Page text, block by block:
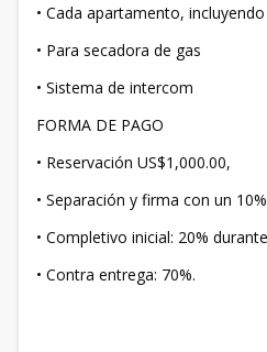
• Cada apartamento,
• Para secadora de gas
• Sistema de intercom
FORMA DE PAGO
• Reservación US$1,000.00,
• Separación y firma con un 10%
• Completivo inicial: 20%
• Contra entrega: 70%.